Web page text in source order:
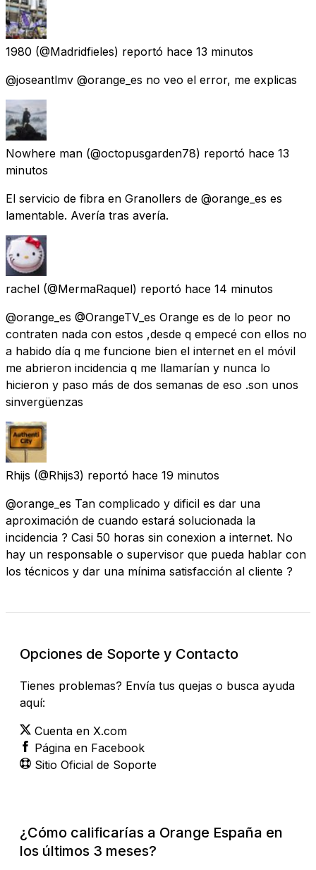
1980 (@Madridfieles) reportó hace 13 minutos
@joseantlmv @orange_es no veo el error, me explicas
Nowhere man (@octopusgarden78) reportó hace 13
minutos
El servicio de fibra en Granollers de @orange_es es
lamentable. Avería tras avería.
rachel (@MermaRaquel) reportó hace 14 minutos
@orange_es @OrangeTV_es Orange es de lo peor no
contraten nada con estos ,desde q empecé con ellos no
a habido día q me funcione bien el internet en el móvil
me abrieron incidencia q me llamarían y nunca lo
hicieron y paso más de dos semanas de eso .son unos
sinvergüenzas
Rhijs (@Rhijs3) reportó hace 19 minutos
@orange_es Tan complicado y dificil es dar una
aproximación de cuando estará solucionada la
incidencia ? Casi 50 horas sin conexion a internet. No
hay un responsable o supervisor que pueda hablar con
los técnicos y dar una mínima satisfacción al cliente ?
Opciones de Soporte y Contacto
Tienes problemas? Envía tus quejas o busca ayuda
aquí:
Cuenta en X.com
Página en Facebook
Sitio Oficial de Soporte
¿Cómo calificarías a Orange España en
los últimos 3 meses?